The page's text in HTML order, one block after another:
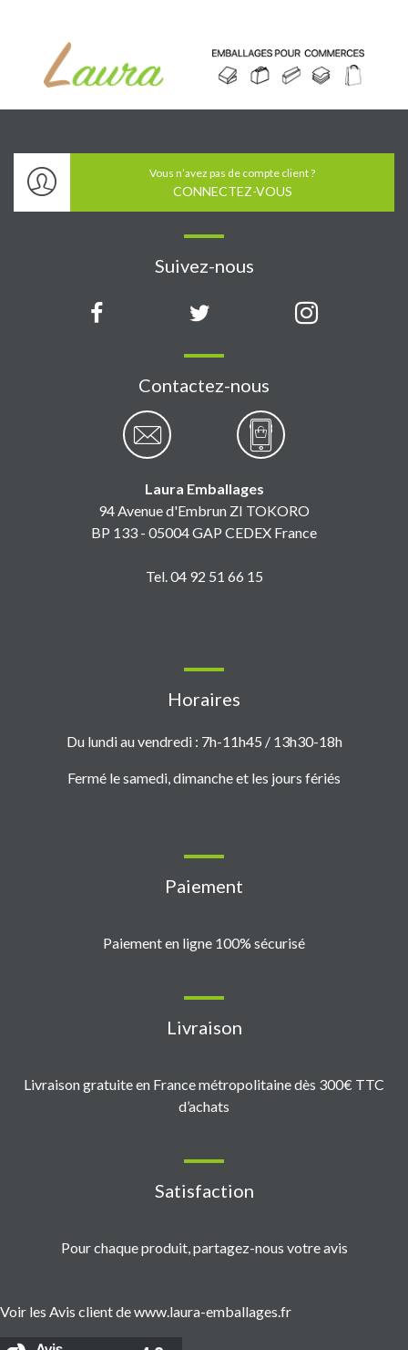
Vous n’avez pas de compte client ?
CONNECTEZ-VOUS
Suivez-nous
Contactez-nous
Laura Emballages
94 Avenue d'Embrun ZI TOKORO
BP 133 - 05004 GAP CEDEX France
Tel. 04 92 51 66 15
Horaires
Du lundi au vendredi : 7h-11h45 / 13h30-18h
Fermé le samedi, dimanche et les jours fériés
Paiement
Paiement en ligne 100% sécurisé
Livraison
Livraison gratuite en France métropolitaine dès 300€ TTC
d’achats
Satisfaction
Pour chaque produit, partagez-nous votre avis
Voir les Avis client de www.laura-emballages.fr